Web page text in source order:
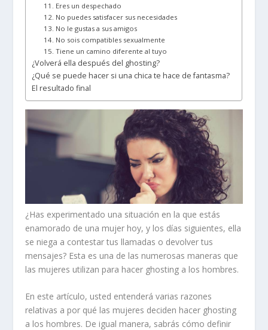
11. Eres un despechado
12. No puedes satisfacer sus necesidades
13. No le gustas a sus amigos
14. No sois compatibles sexualmente
15. Tiene un camino diferente al tuyo
¿Volverá ella después del ghosting?
¿Qué se puede hacer si una chica te hace de fantasma?
El resultado final
¿Has experimentado una situación en la que estás
enamorado de una mujer hoy, y los días siguientes, ella
se niega a contestar tus llamadas o devolver tus
mensajes? Esta es una de las numerosas maneras que
las mujeres utilizan para hacer ghosting a los hombres.
En este artículo, usted entenderá varias razones
relativas a por qué las mujeres deciden hacer ghosting
a los hombres. De igual manera, sabrás cómo definir